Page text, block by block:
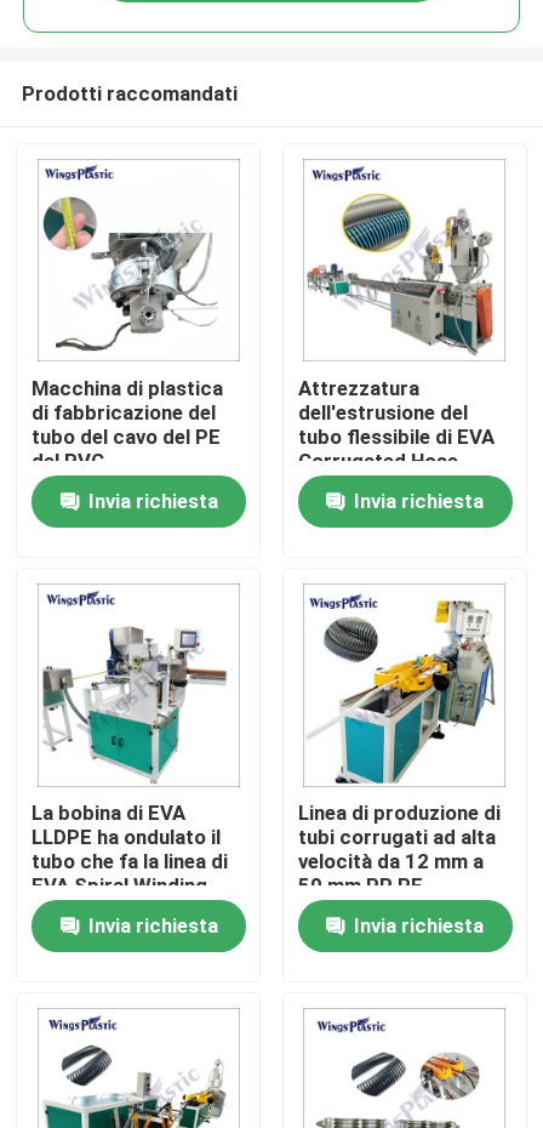
Casa
Prodotti
Circa noi
Giro della fabbrica
Controllo di qualità
Contattici
Macchina di plastica dell'espulsore del tubo
Macchina di plastica dell'espulsore della
Macchina dell'espulsore del tubo dell'HDPE
Prodotti raccomandati
Macchina di plastica
di fabbricazione del
tubo del cavo del PE
del PVC
Invia richiesta
Attrezzatura
dell'estrusione del
tubo flessibile di EVA
Corrugated Hose
Vacuum Cleaner di
automazione di
controllo dello SpA
Invia richiesta
La bobina di EVA
LLDPE ha ondulato il
tubo che fa la linea di
EVA Spiral Winding
Pipe Production della
macchina per il tubo
flessibile
Invia richiesta
Linea di produzione di
tubi corrugati ad alta
velocità da 12 mm a
50 mm PP PE
Invia richiesta